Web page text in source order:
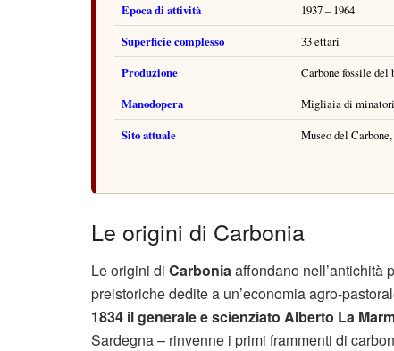
Epoca di attività 1937 – 1964
Superficie complesso 33 ettari
Produzione Carbone fossile del
Manodopera Migliaia di
Sito attuale Museo del
Le origini di Carbonia
Le origini di Carboniaaffondano nell’antichità
preistoriche dedite a un’economia agro-
1834 il generale e scienziato Alberto La
Sardegna – rinvenne i primi frammenti di